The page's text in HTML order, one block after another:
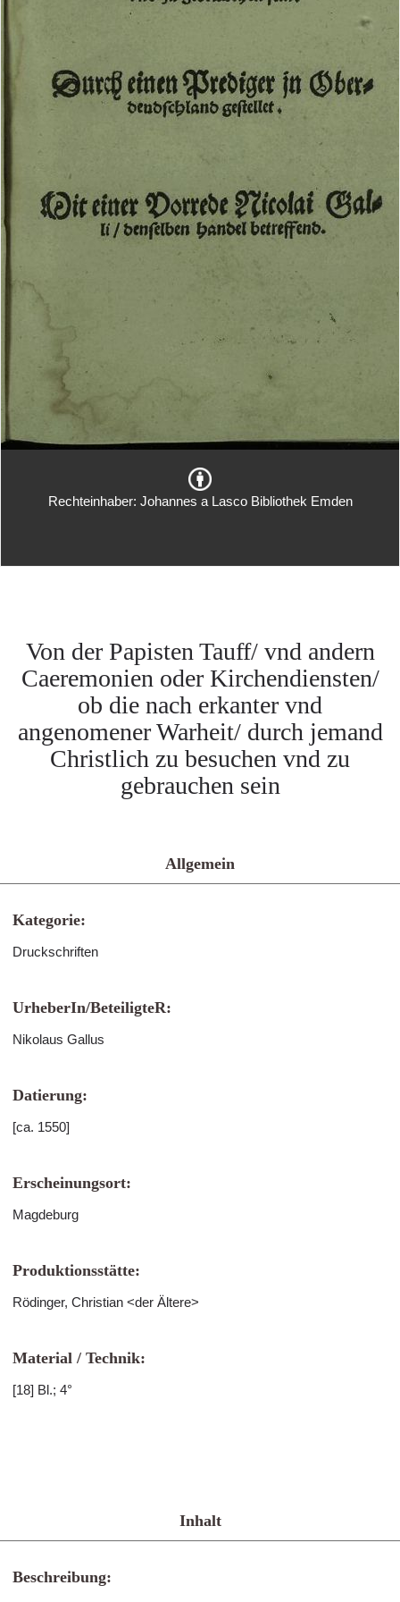
Rechteinhaber: Johannes a Lasco Bibliothek Emden
Von der Papisten Tauff/ vnd andern
Caeremonien oder Kirchendiensten/
ob die nach erkanter vnd
angenomener Warheit/ durch jemand
Christlich zu besuchen vnd zu
gebrauchen sein
Allgemein
Kategorie:
Druckschriften
UrheberIn/BeteiligteR:
Nikolaus Gallus
Datierung:
[ca. 1550]
Erscheinungsort:
Magdeburg
Produktionsstätte:
Rödinger, Christian <der Ältere>
Material / Technik:
[18] Bl.; 4°
Inhalt
Beschreibung: